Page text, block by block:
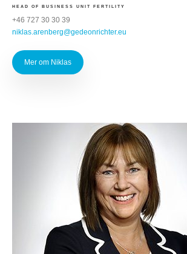
HEAD OF BUSINESS UNIT FERTILITY
+46 727 30 30 39
niklas.arenberg@gedeonrichter.eu
Mer om Niklas